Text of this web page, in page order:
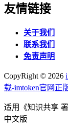
友情链接
关于我们
联系我们
免责声明
CopyRight © 2026
载-imtoken官网正
适用《知识共享
中文版